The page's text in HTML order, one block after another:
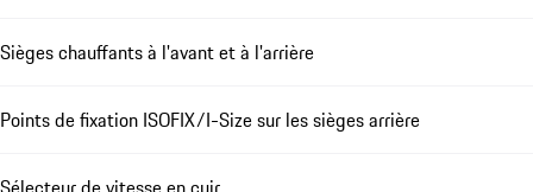
Sièges chauffants à l'avant et à l'arrière
Points de fixation ISOFIX/I-Size sur les sièges arrière